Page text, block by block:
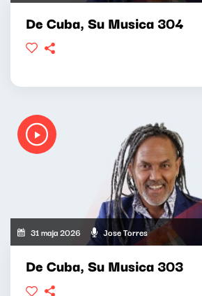
De Cuba, Su Musica 304
31 maja 2026 Jose Torres
De Cuba, Su Musica 303